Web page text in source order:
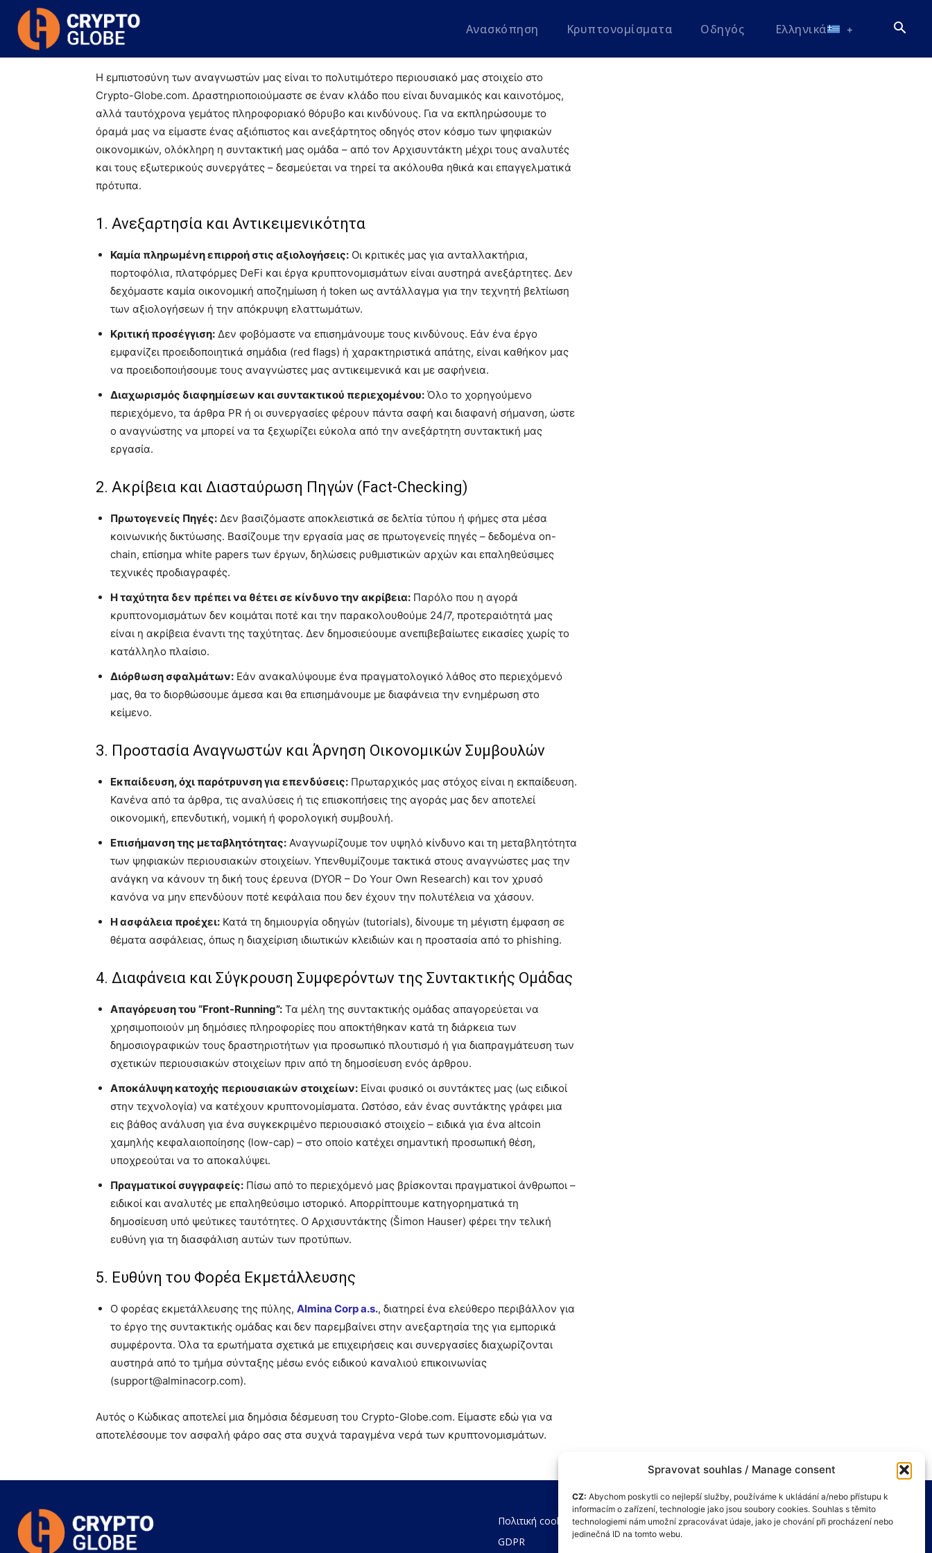
Spravovat souhlas / Manage consent
CZ: Abychom poskytli co nejlepší služby, používáme k ukládání a/nebo přístupu k
informacím o zařízení, technologie jako jsou soubory cookies. Souhlas s těmito
technologiemi nám umožní zpracovávat údaje, jako je chování při procházení nebo
jedinečná ID na tomto webu.
Ανασκόπηση Κρυπτονομίσματα Οδηγός Ελληνικά
Αρχική Κώδικας Δεοντολογίας
Κώδικας Δεοντολογίας
Η εμπιστοσύνη των αναγνωστών μας είναι το πολυτιμότερο περιουσιακό μας στοιχείο στο
Crypto-Globe.com. Δραστηριοποιούμαστε σε έναν κλάδο που είναι δυναμικός και καινοτόμος,
αλλά ταυτόχρονα γεμάτος πληροφοριακό θόρυβο και κινδύνους. Για να εκπληρώσουμε το
όραμά μας να είμαστε ένας αξιόπιστος και ανεξάρτητος οδηγός στον κόσμο των ψηφιακών
οικονομικών, ολόκληρη η συντακτική μας ομάδα – από τον Αρχισυντάκτη μέχρι τους αναλυτές
και τους εξωτερικούς συνεργάτες – δεσμεύεται να τηρεί τα ακόλουθα ηθικά και επαγγελματικά
πρότυπα.
1. Ανεξαρτησία και Αντικειμενικότητα
Καμία πληρωμένη επιρροή στις αξιολογήσεις: Οι κριτικές μας για ανταλλακτήρια,
πορτοφόλια, πλατφόρμες DeFi και έργα κρυπτονομισμάτων είναι αυστηρά ανεξάρτητες. Δεν
δεχόμαστε καμία οικονομική αποζημίωση ή token ως αντάλλαγμα για την τεχνητή βελτίωση
των αξιολογήσεων ή την απόκρυψη ελαττωμάτων.
Κριτική προσέγγιση: Δεν φοβόμαστε να επισημάνουμε τους κινδύνους. Εάν ένα έργο
εμφανίζει προειδοποιητικά σημάδια (red flags) ή χαρακτηριστικά απάτης, είναι καθήκον μας
να προειδοποιήσουμε τους αναγνώστες μας αντικειμενικά και με σαφήνεια.
Διαχωρισμός διαφημίσεων και συντακτικού περιεχομένου: Όλο το χορηγούμενο
περιεχόμενο, τα άρθρα PR ή οι συνεργασίες φέρουν πάντα σαφή και διαφανή σήμανση, ώστε
ο αναγνώστης να μπορεί να τα ξεχωρίζει εύκολα από την ανεξάρτητη συντακτική μας
εργασία.
2. Ακρίβεια και Διασταύρωση Πηγών (Fact-Checking)
Πρωτογενείς Πηγές: Δεν βασιζόμαστε αποκλειστικά σε δελτία τύπου ή φήμες στα μέσα
κοινωνικής δικτύωσης. Βασίζουμε την εργασία μας σε πρωτογενείς πηγές – δεδομένα on-
chain, επίσημα white papers των έργων, δηλώσεις ρυθμιστικών αρχών και επαληθεύσιμες
τεχνικές προδιαγραφές.
Η ταχύτητα δεν πρέπει να θέτει σε κίνδυνο την ακρίβεια: Παρόλο που η αγορά
κρυπτονομισμάτων δεν κοιμάται ποτέ και την παρακολουθούμε 24/7, προτεραιότητά μας
είναι η ακρίβεια έναντι της ταχύτητας. Δεν δημοσιεύουμε ανεπιβεβαίωτες εικασίες χωρίς το
κατάλληλο πλαίσιο.
Διόρθωση σφαλμάτων: Εάν ανακαλύψουμε ένα πραγματολογικό λάθος στο περιεχόμενό
μας, θα το διορθώσουμε άμεσα και θα επισημάνουμε με διαφάνεια την ενημέρωση στο
κείμενο.
3. Προστασία Αναγνωστών και Άρνηση Οικονομικών Συμβουλών
Εκπαίδευση, όχι παρότρυνση για επενδύσεις: Πρωταρχικός μας στόχος είναι η εκπαίδευση.
Κανένα από τα άρθρα, τις αναλύσεις ή τις επισκοπήσεις της αγοράς μας δεν αποτελεί
οικονομική, επενδυτική, νομική ή φορολογική συμβουλή.
Επισήμανση της μεταβλητότητας: Αναγνωρίζουμε τον υψηλό κίνδυνο και τη μεταβλητότητα
των ψηφιακών περιουσιακών στοιχείων. Υπενθυμίζουμε τακτικά στους αναγνώστες μας την
ανάγκη να κάνουν τη δική τους έρευνα (DYOR – Do Your Own Research) και τον χρυσό
κανόνα να μην επενδύουν ποτέ κεφάλαια που δεν έχουν την πολυτέλεια να χάσουν.
Η ασφάλεια προέχει: Κατά τη δημιουργία οδηγών (tutorials), δίνουμε τη μέγιστη έμφαση σε
θέματα ασφάλειας, όπως η διαχείριση ιδιωτικών κλειδιών και η προστασία από το phishing.
4. Διαφάνεια και Σύγκρουση Συμφερόντων της Συντακτικής Ομάδας
Απαγόρευση του “Front-Running”: Τα μέλη της συντακτικής ομάδας απαγορεύεται να
χρησιμοποιούν μη δημόσιες πληροφορίες που αποκτήθηκαν κατά τη διάρκεια των
δημοσιογραφικών τους δραστηριοτήτων για προσωπικό πλουτισμό ή για διαπραγμάτευση των
σχετικών περιουσιακών στοιχείων πριν από τη δημοσίευση ενός άρθρου.
Αποκάλυψη κατοχής περιουσιακών στοιχείων: Είναι φυσικό οι συντάκτες μας (ως ειδικοί
στην τεχνολογία) να κατέχουν κρυπτονομίσματα. Ωστόσο, εάν ένας συντάκτης γράφει μια
εις βάθος ανάλυση για ένα συγκεκριμένο περιουσιακό στοιχείο – ειδικά για ένα altcoin
χαμηλής κεφαλαιοποίησης (low-cap) – στο οποίο κατέχει σημαντική προσωπική θέση,
υποχρεούται να το αποκαλύψει.
Πραγματικοί συγγραφείς: Πίσω από το περιεχόμενό μας βρίσκονται πραγματικοί άνθρωποι –
ειδικοί και αναλυτές με επαληθεύσιμο ιστορικό. Απορρίπτουμε κατηγορηματικά τη
δημοσίευση υπό ψεύτικες ταυτότητες. Ο Αρχισυντάκτης (Šimon Hauser) φέρει την τελική
ευθύνη για τη διασφάλιση αυτών των προτύπων.
5. Ευθύνη του Φορέα Εκμετάλλευσης
Ο φορέας εκμετάλλευσης της πύλης, Almina Corp a.s., διατηρεί ένα ελεύθερο περιβάλλον για
το έργο της συντακτικής ομάδας και δεν παρεμβαίνει στην ανεξαρτησία της για εμπορικά
συμφέροντα. Όλα τα ερωτήματα σχετικά με επιχειρήσεις και συνεργασίες διαχωρίζονται
αυστηρά από το τμήμα σύνταξης μέσω ενός ειδικού καναλιού επικοινωνίας
(support@alminacorp.com).
Αυτός ο Κώδικας αποτελεί μια δημόσια δέσμευση του Crypto-Globe.com. Είμαστε εδώ για να
αποτελέσουμε τον ασφαλή φάρο σας στα συχνά ταραγμένα νερά των κρυπτονομισμάτων.
Πολιτική cookie (ΕΕ)
GDPR